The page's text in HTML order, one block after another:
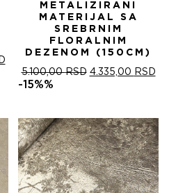
ТРЕНУТНА
ЦЕНА
METALIZIRANI
MATERIJAL SA
SREBRNIM
FLORALNIM
DEZENOM (150CM)
5.100,00RSD ОРИГИНАЛНА
5.100,00 RSD.
4.335,00 RSD
-15%%